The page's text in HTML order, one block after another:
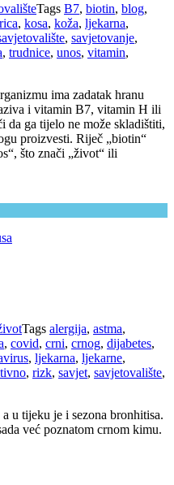
Tags B7, biotin, blog,
, kosa, koža, ljekarna,
, savjetovanje,
, trudnice, unos, vitamin,
ima zadatak hranu
i vitamin B7, vitamin H ili
da ga tijelo ne može skladištiti,
proizvesti. Riječ „biotin“
što znači „život“ ili
Tags alergija, astma,
, covid, crni, crnog, dijabetes,
, ljekarna, ljekarne,
, rizk, savjet, savjetovalište,
u tijeku je i sezona bronhitisa.
već poznatom crnom kimu.